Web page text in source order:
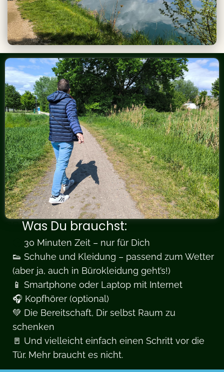
Was Du brauchst:
30 Minuten Zeit – nur für Dich
👟 Schuhe und Kleidung – passend zum Wetter
(aber ja, auch in Bürokleidung geht’s!)
📱 Smartphone oder Laptop mit Internet
🎧 Kopfhörer (optional)
💚 Die Bereitschaft, Dir selbst Raum zu
schenken
🚪 Und vielleicht einfach einen Schritt vor die
Tür. Mehr braucht es nicht.